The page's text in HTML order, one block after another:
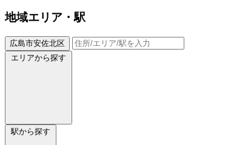
地域エリア・駅
広島市安佐北区
エリアから探す
駅から探す